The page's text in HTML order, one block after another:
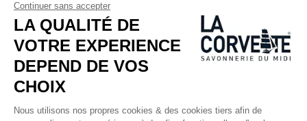
Savons personnalisés
Visiter le musée
Devenir revendeur
Dans les médias